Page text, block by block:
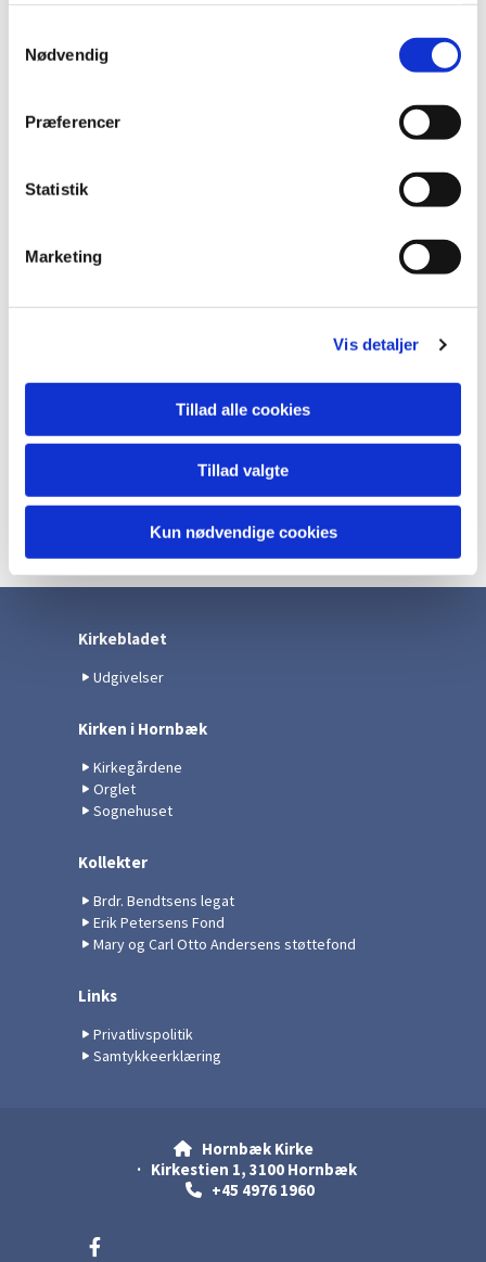
Nødvendig
Præferencer
Statistik
Marketing
Vis detaljer
Tillad alle cookies
Tillad valgte
Kun nødvendige cookies
Du vil måske også kunne lide...
Kirkebladet
Udgivelser
Kirken i Hornbæk
Kirkegårdene
Orglet
Sognehuset
Kollekter
Brdr. Bendtsens legat
Erik Petersens Fond
Mary og Carl Otto Andersens støttefond
Links
Privatlivspolitik
Samtykkeerklæring
Hornbæk Kirke
· Kirkestien 1, 3100 Hornbæk
+45 4976 1960